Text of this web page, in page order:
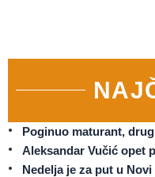
Poginuo maturant,
Aleksandar Vučić opet
Nedelja je za put u